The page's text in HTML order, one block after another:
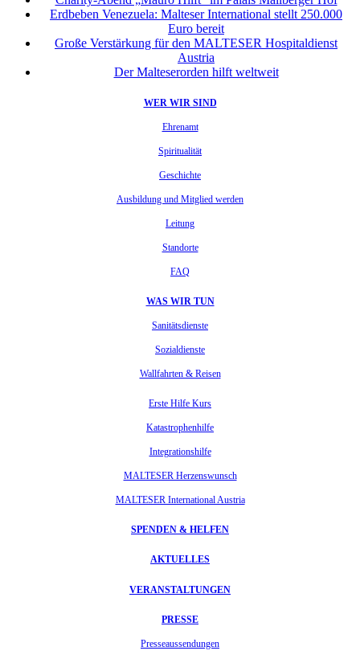
Erdbeben Venezuela: Malteser International stellt 250.000
Euro bereit
Große Verstärkung für den MALTESER Hospitaldienst
Austria
Der Malteserorden hilft weltweit
WER WIR SIND
Ehrenamt
Spiritualität
Geschichte
Ausbildung und Mitglied werden
Leitung
Standorte
FAQ
WAS WIR TUN
Sanitätsdienste
Sozialdienste
Wallfahrten & Reisen
Erste Hilfe Kurs
Katastrophenhilfe
Integrationshilfe
MALTESER Herzenswunsch
MALTESER International Austria
SPENDEN & HELFEN
AKTUELLES
VERANSTALTUNGEN
PRESSE
Presseaussendungen